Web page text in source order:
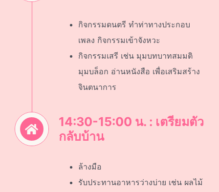
กิจกรรมดนตรี ทำท่าทางประกอบ
เพลง กิจกรรมเข้าจังหวะ
กิจกรรมเสรี เช่น มุมบทบาทสมมติ
มุมบล็อก อ่านหนังสือ เพื่อเสริมสร้าง
จินตนาการ
14:30-15:00 น. : เตรียมตัว
กลับบ้าน
ล้างมือ
รับประทานอาหารว่างบ่าย เช่น ผลไม้